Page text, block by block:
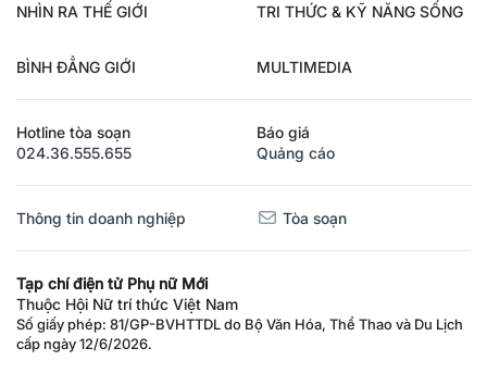
NHÌN RA THẾ GIỚI TRI THỨC & KỸ NĂNG SỐNG
BÌNH ĐẲNG GIỚI MULTIMEDIA
Hotline tòa soạn
024.36.555.655
Báo giá
Quảng cáo
Thông tin doanh nghiệp Tòa soạn
Tạp chí điện tử Phụ nữ Mới
Thuộc Hội Nữ trí thức Việt Nam
Số giấy phép: 81/GP-BVHTTDL do Bộ Văn Hóa, Thể Thao và Du Lịch
cấp ngày 12/6/2026.